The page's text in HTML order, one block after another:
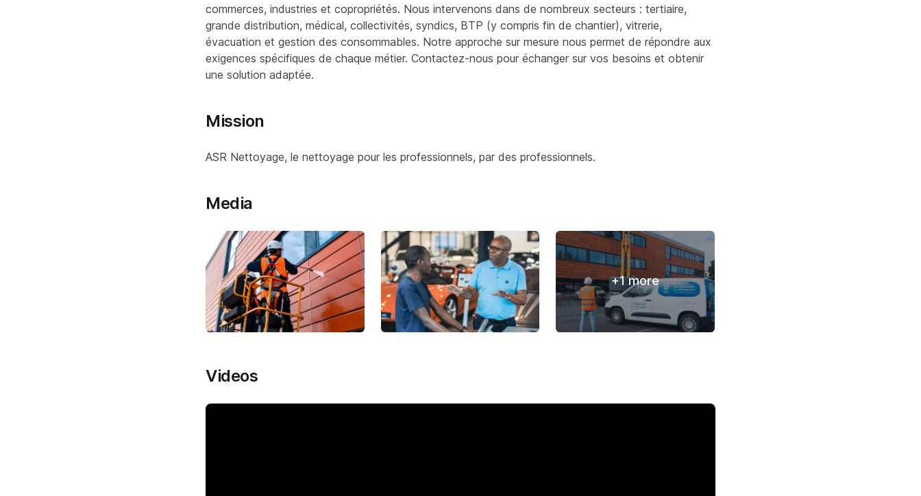
commerces, industries et copropriétés. Nous intervenons dans de nombreux secteurs : tertiaire,
grande distribution, médical, collectivités, syndics, BTP (y compris fin de chantier), vitrerie,
évacuation et gestion des consommables. Notre approche sur mesure nous permet de répondre aux
exigences spécifiques de chaque métier. Contactez-nous pour échanger sur vos besoins et obtenir
une solution adaptée.
Mission
ASR Nettoyage, le nettoyage pour les professionnels, par des professionnels.
Media
+1 more
Videos